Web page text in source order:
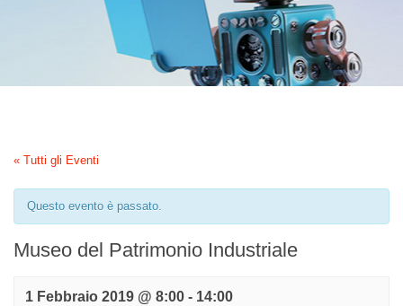
« Tutti gli Eventi
Questo evento è passato.
Museo del Patrimonio Industriale
1 Febbraio 2019 @ 8:00 - 14:00